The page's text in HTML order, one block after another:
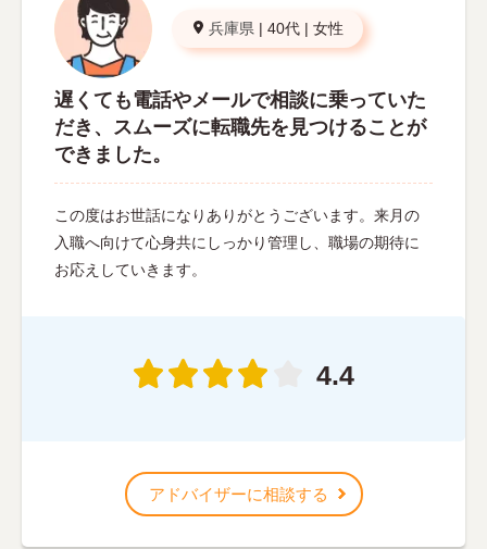
兵庫県 | 40代 | 女性
遅くても電話やメールで相談に乗っていた
だき、スムーズに転職先を見つけることが
できました。
この度はお世話になりありがとうございます。来月の
入職へ向けて心身共にしっかり管理し、職場の期待に
お応えしていきます。
4.4
アドバイザーに相談する